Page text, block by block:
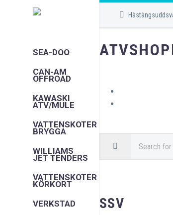
SEA-DOO
CAN-AM
OFFROAD
KAWASKI
ATV/MULE
VATTENSKOTER
BRYGGA
WILLIAMS
JET TENDERS
VATTENSKOTER
KÖRKORT
VERKSTAD
SSV